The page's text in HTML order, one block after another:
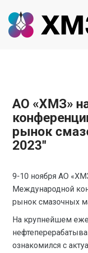
АО «ХМЗ»
рынок
2023"
9-10 ноября АО
Международной
рынок смазочных
На крупнейшем
ознакомился с